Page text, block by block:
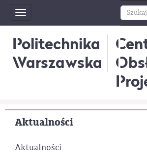
Toggle
navigation
Politechnika
Warszawska
Aktualności
Aktualności